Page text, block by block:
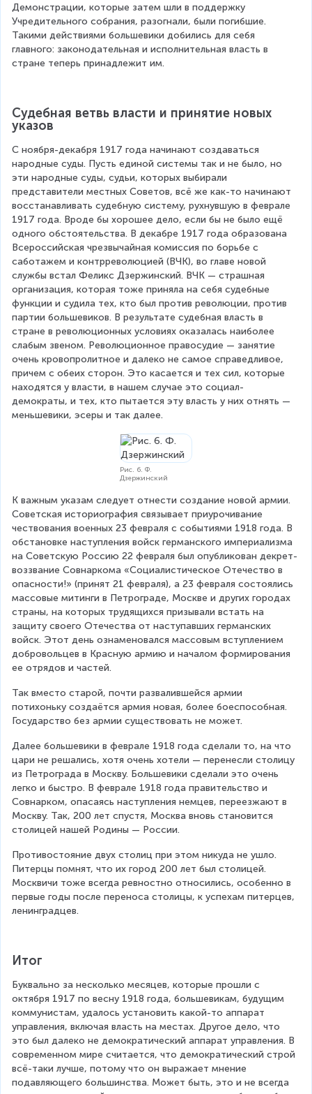
Демонстрации, которые затем шли в поддержку
Учредительного собрания, разогнали, были погибшие.
Такими действиями большевики добились для себя
главного: законодательная и исполнительная власть в
стране теперь принадлежит им.
Судебная ветвь власти и принятие новых
указов
С ноября-декабря 1917 года начинают создаваться
народные суды. Пусть единой системы так и не было, но
эти народные суды, судьи, которых выбирали
представители местных Советов, всё же как-то начинают
восстанавливать судебную систему, рухнувшую в феврале
1917 года. Вроде бы хорошее дело, если бы не было ещё
одного обстоятельства. В декабре 1917 года образована
Всероссийская чрезвычайная комиссия по борьбе с
саботажем и контрреволюцией (ВЧК), во главе новой
службы встал Феликс Дзержинский. ВЧК — страшная
организация, которая тоже приняла на себя судебные
функции и судила тех, кто был против революции, против
партии большевиков. В результате судебная власть в
стране в революционных условиях оказалась наиболее
слабым звеном. Революционное правосудие — занятие
очень кровопролитное и далеко не самое справедливое,
причем с обеих сторон. Это касается и тех сил, которые
находятся у власти, в нашем случае это социал-
демократы, и тех, кто пытается эту власть у них отнять —
меньшевики, эсеры и так далее.
Рис. 6. Ф.
Дзержинский
К важным указам следует отнести создание новой армии.
Советская историография связывает приурочивание
чествования военных 23 февраля с событиями 1918 года. В
обстановке наступления войск германского империализма
на Советскую Россию 22 февраля был опубликован декрет-
воззвание Совнаркома «Социалистическое Отечество в
опасности!» (принят 21 февраля), а 23 февраля состоялись
массовые митинги в Петрограде, Москве и других городах
страны, на которых трудящихся призывали встать на
защиту своего Отечества от наступавших германских
войск. Этот день ознаменовался массовым вступлением
добровольцев в Красную армию и началом формирования
ее отрядов и частей.
Так вместо старой, почти развалившейся армии
потихоньку создаётся армия новая, более боеспособная.
Государство без армии существовать не может.
Далее большевики в феврале 1918 года сделали то, на что
цари не решались, хотя очень хотели — перенесли столицу
из Петрограда в Москву. Большевики сделали это очень
легко и быстро. В феврале 1918 года правительство и
Совнарком, опасаясь наступления немцев, переезжают в
Москву. Так, 200 лет спустя, Москва вновь становится
столицей нашей Родины — России.
Противостояние двух столиц при этом никуда не ушло.
Питерцы помнят, что их город 200 лет был столицей.
Москвичи тоже всегда ревностно относились, особенно в
первые годы после переноса столицы, к успехам питерцев,
ленинградцев.
Итог
Буквально за несколько месяцев, которые прошли с
октября 1917 по весну 1918 года, большевикам, будущим
коммунистам, удалось установить какой-то аппарат
управления, включая власть на местах. Другое дело, что
это был далеко не демократический аппарат управления. В
современном мире считается, что демократический строй
всё-таки лучше, потому что он выражает мнение
подавляющего большинства. Может быть, это и не всегда